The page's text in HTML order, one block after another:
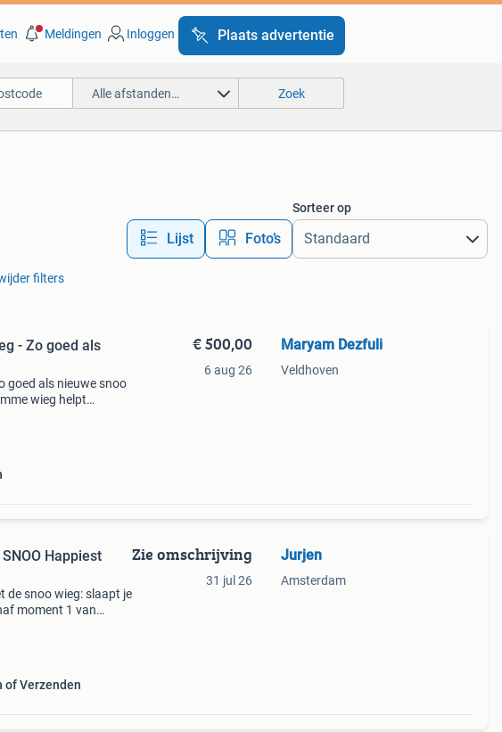
Meldingen Inloggen Plaats advertentie
Alle afstanden… Zoek
Lijst Foto’s
Sorteer op
filters
- Zo goed als
goed als nieuwe snoo
wieg helpt
€ 500,00
6 aug 26
Maryam Dezfuli
Veldhoven
Happiest
de snoo wieg: slaapt je
moment 1 van
of Verzenden
Zie omschrijving
31 jul 26
Jurjen
Amsterdam